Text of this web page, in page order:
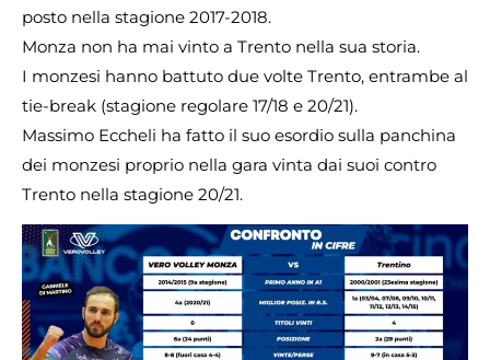
posto nella stagione 2017-2018.
Monza non ha mai vinto a Trento nella sua storia.
I monzesi hanno battuto due volte Trento, entrambe al
tie-break (stagione regolare 17/18 e 20/21).
Massimo Eccheli ha fatto il suo esordio sulla panchina
dei monzesi proprio nella gara vinta dai suoi contro
Trento nella stagione 20/21.